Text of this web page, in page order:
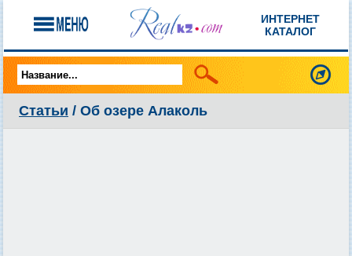
ИНТЕРНЕТ
КАТАЛОГ
Статьи / Об озере Алаколь